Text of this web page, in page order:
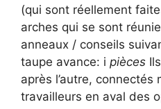
(qui sont réellement
arches qui se sont
anneaux / conseils
taupe avance: i pièces
après l’autre,
travailleurs en aval des